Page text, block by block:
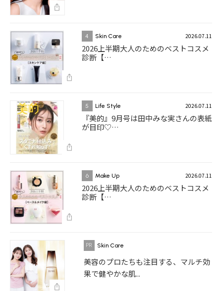
4 Skin Care 2026.07.11
2026上半期大人のためのベストコスメ
診断【…
5 Life Style 2026.07.11
『美的』9月号は田中みな実さんの表紙
が目印♡…
6 Make Up 2026.07.11
2026上半期大人のためのベストコスメ
診断【…
Skin Care
美容のプロたちも注目する、マルチ効
果で健やかな肌...